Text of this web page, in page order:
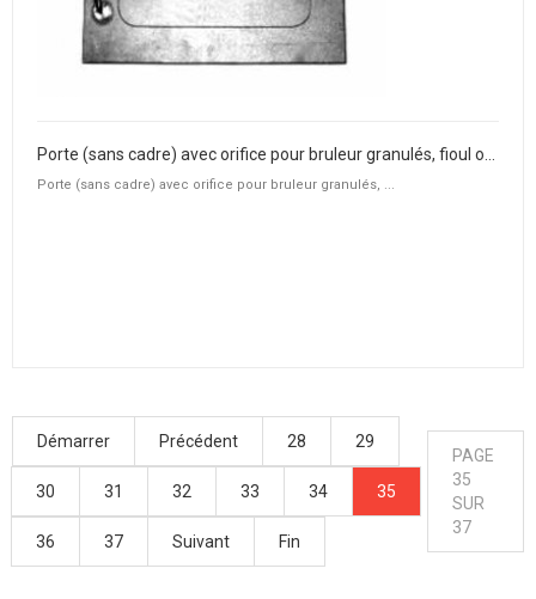
Porte (sans cadre) avec orifice pour bruleur granulés, ...
Démarrer Précédent 28 29
30 31 32 33 34 35
36 37 Suivant Fin
PAGE
35
SUR
37